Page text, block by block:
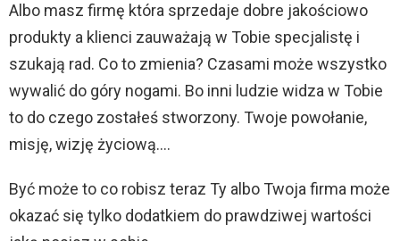
Albo masz firmę która sprzedaje dobre jakościowo
produkty a klienci zauważają w Tobie specjalistę i
szukają rad. Co to zmienia? Czasami może wszystko
wywalić do góry nogami. Bo inni ludzie widza w Tobie
to do czego zostałeś stworzony. Twoje powołanie,
misję, wizję życiową….
Być może to co robisz teraz Ty albo Twoja firma może
okazać się tylko dodatkiem do prawdziwej wartości